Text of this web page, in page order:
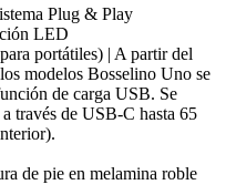
Plug & Play
LED
portátiles) | A partir del
modelos Bosselino Uno se
de carga USB. Se
través de USB-C hasta 65
de pie en melamina roble